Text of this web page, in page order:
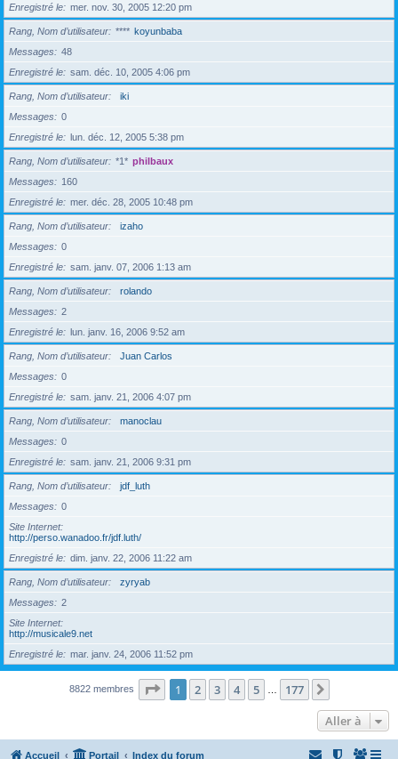
Enregistré le
mer. nov. 30, 2005 12:20 pm
Rang, Nom d’utilisateur **** koyunbaba
Messages
48
Enregistré le
sam. déc. 10, 2005 4:06 pm
Rang, Nom d’utilisateur
iki
Messages
0
Enregistré le
lun. déc. 12, 2005 5:38 pm
Rang, Nom d’utilisateur *1* philbaux
Messages
160
Enregistré le
mer. déc. 28, 2005 10:48 pm
Rang, Nom d’utilisateur
izaho
Messages
0
Enregistré le
sam. janv. 07, 2006 1:13 am
Rang, Nom d’utilisateur
rolando
Messages
2
Enregistré le
lun. janv. 16, 2006 9:52 am
Rang, Nom d’utilisateur
Juan Carlos
Messages
0
Enregistré le
sam. janv. 21, 2006 4:07 pm
Rang, Nom d’utilisateur
manoclau
Messages
0
Enregistré le
sam. janv. 21, 2006 9:31 pm
Rang, Nom d’utilisateur
jdf_luth
Messages
0
Site Internet
http://perso.wanadoo.fr/jdf.luth/
Enregistré le
dim. janv. 22, 2006 11:22 am
Rang, Nom d’utilisateur
zyryab
Messages
2
Site Internet
http://musicale9.net
Enregistré le
mar. janv. 24, 2006 11:52 pm
8822 membres Page 1sur177
1 2 3 4 5 177
Aller à
Accueil Portail Index du forum